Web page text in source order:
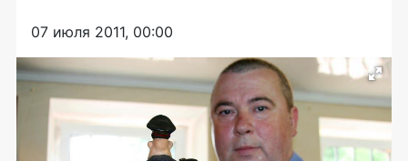
07 июля 2011, 00:00